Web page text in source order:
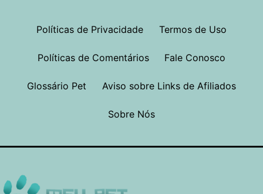
Políticas de Privacidade Termos de Uso
Políticas de Comentários Fale Conosco
Glossário Pet Aviso sobre Links de Afiliados
Sobre Nós